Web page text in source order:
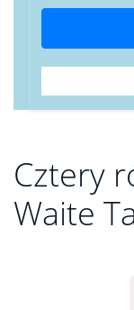
Cztery
Waite